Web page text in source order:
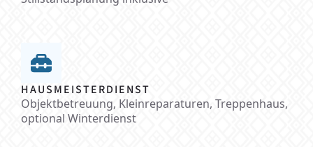
HAUSMEISTERDIENST
Objektbetreuung, Kleinreparaturen, Treppenhaus,
optional Winterdienst